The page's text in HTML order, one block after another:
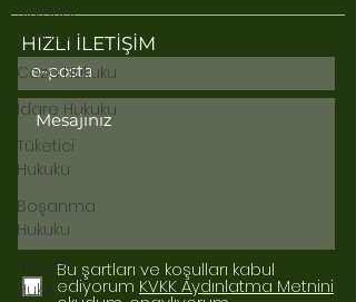
Şirketler
Hukuku
Ceza Hukuku
İdare Hukuku
Tüketici
Hukuku
Boşanma
Hukuku
Ticaret
Hukuku
HIZLI İLETİŞİM
Bu şartları ve koşulları kabul
ediyorum KVKK Aydınlatma Metnini